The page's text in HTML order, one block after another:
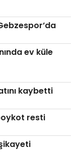
ev küle
kaybetti
resti